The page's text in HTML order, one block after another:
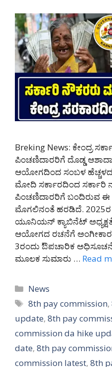
Breking News: ಕೇಂದ್ರ
ಪಿಂಚಣಿದಾರರಿಗೆ ದೊಡ್ಡ
ಆಯೋಗದಿಂದ ಸಂಬಳ ಹೆಚ್ಚಳದ
ಮೋದಿ ಸರ್ಕಾರದಿಂದ ಸರ್ಕಾರಿ
ಪಿಂಚಣಿದಾರರಿಗೆ ಬಂದಿರುವ ಈ
ಮೊಗಲಿನಂತೆ ಹರಡಿದೆ.
ಯೂನಿಯನ್ ಕ್ಯಾಬಿನೆಟ್
ಆಯೋಗದ ರಚನೆಗೆ
3ರಂದು ಔಪಚಾರಿಕ
ಮೂಲಕ ಸುಮಾರು … Read
Categories
News
Tags
8th pay commission,
update, 8th pay
commission da hike
date, 8th pay
commission latest, 8th